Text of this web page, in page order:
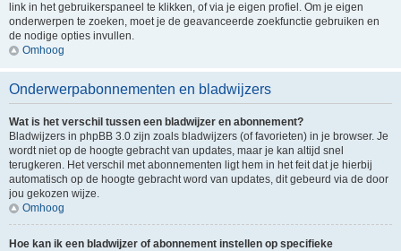
link in het gebruikerspaneel te klikken, of via je eigen profiel. Om je eigen
onderwerpen te zoeken, moet je de geavanceerde zoekfunctie gebruiken en
de nodige opties invullen.
Omhoog
Onderwerpabonnementen en bladwijzers
Wat is het verschil tussen een bladwijzer en abonnement?
Bladwijzers in phpBB 3.0 zijn zoals bladwijzers (of favorieten) in je browser. Je
wordt niet op de hoogte gebracht van updates, maar je kan altijd snel
terugkeren. Het verschil met abonnementen ligt hem in het feit dat je hierbij
automatisch op de hoogte gebracht word van updates, dit gebeurd via de door
jou gekozen wijze.
Omhoog
Hoe kan ik een bladwijzer of abonnement instellen op specifieke